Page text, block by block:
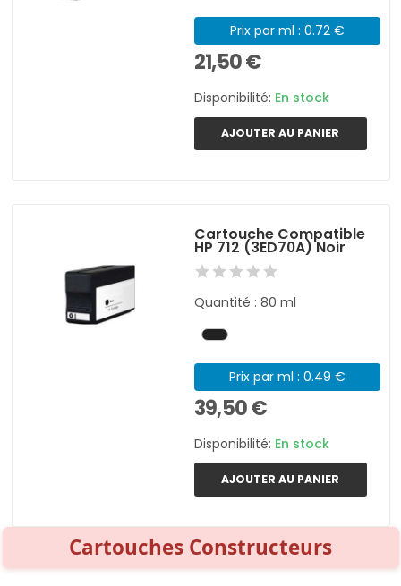
Prix par ml : 0.72 €
21,50 €
Disponibilité: En stock
AJOUTER AU PANIER
Cartouche Compatible
HP 712 (3ED70A) Noir
Quantité : 80 ml
Prix par ml : 0.49 €
39,50 €
Disponibilité: En stock
AJOUTER AU PANIER
Cartouches Constructeurs